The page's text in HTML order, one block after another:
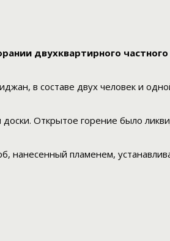
двухквартирного
в составе двух человек и
Открытое горение было
нанесенный пламенем,